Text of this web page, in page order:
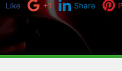
Like +1 Share